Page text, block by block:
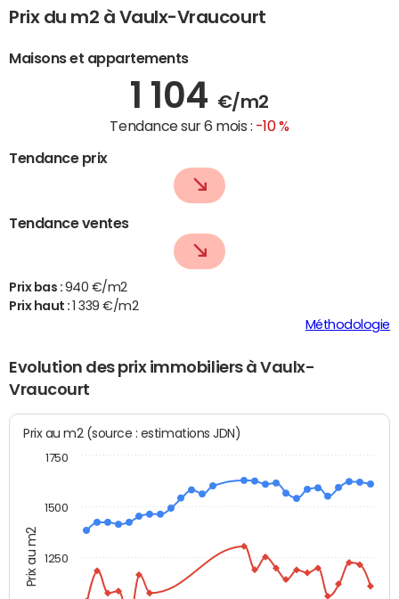
Prix du m2 à Vaulx-Vraucourt
Maisons et appartements
1 104 €/m2
Tendance sur 6 mois : -10 %
Tendance prix
Tendance ventes
Prix bas : 940 €/m2
Prix haut :
1 339 €/m2
Méthodologie
Evolution des prix immobiliers à Vaulx-
Vraucourt
Prix au m2
Prix au m2 (source : estimations JDN)
1250
1500
1750